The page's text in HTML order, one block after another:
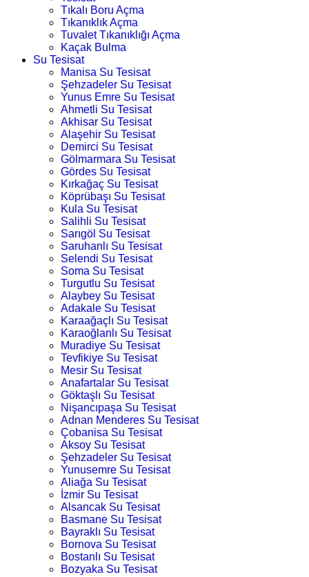
Tıkalı Boru Açma
Tıkanıklık Açma
Tuvalet Tıkanıklığı Açma
Kaçak Bulma
Su Tesisat
Manisa Su Tesisat
Şehzadeler Su Tesisat
Yunus Emre Su Tesisat
Ahmetli Su Tesisat
Akhisar Su Tesisat
Alaşehir Su Tesisat
Demirci Su Tesisat
Gölmarmara Su Tesisat
Gördes Su Tesisat
Kırkağaç Su Tesisat
Köprübaşı Su Tesisat
Kula Su Tesisat
Salihli Su Tesisat
Sarıgöl Su Tesisat
Saruhanlı Su Tesisat
Selendi Su Tesisat
Soma Su Tesisat
Turgutlu Su Tesisat
Alaybey Su Tesisat
Adakale Su Tesisat
Karaağaçlı Su Tesisat
Karaoğlanlı Su Tesisat
Muradiye Su Tesisat
Tevfikiye Su Tesisat
Mesir Su Tesisat
Anafartalar Su Tesisat
Göktaşlı Su Tesisat
Nişancıpaşa Su Tesisat
Adnan Menderes Su Tesisat
Çobanisa Su Tesisat
Aksoy Su Tesisat
Şehzadeler Su Tesisat
Yunusemre Su Tesisat
Aliağa Su Tesisat
İzmir Su Tesisat
Alsancak Su Tesisat
Basmane Su Tesisat
Bayraklı Su Tesisat
Bornova Su Tesisat
Bostanlı Su Tesisat
Bozyaka Su Tesisat